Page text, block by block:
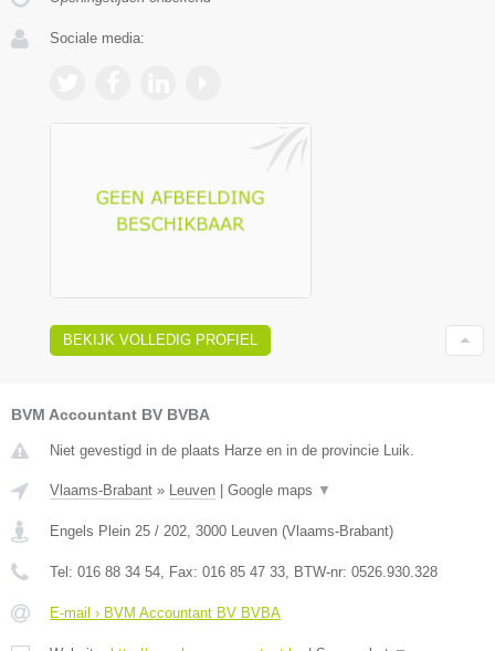
Sociale media:
BEKIJK VOLLEDIG PROFIEL
BVM Accountant BV BVBA
Niet gevestigd in de plaats Harze en in de provincie Luik.
Vlaams-Brabant » Leuven Google maps ▼
Engels Plein 25 / 202 3000 Leuven (Vlaams-Brabant)
Tel: 016 88 34 54 , Fax: 016 85 47 33 , BTW-nr: 0526.930.328
E-mail › BVM Accountant BV BVBA